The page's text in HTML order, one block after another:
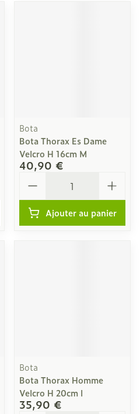
Bota
Bota Thorax Es Dame
Velcro H 16cm M
40,90 €
Ajouter au panier
Bota
Bota Thorax Homme
Velcro H 20cm l
35,90 €